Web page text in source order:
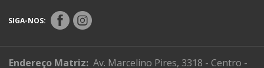
SIGA-NOS:
Endereço Matriz: Av. Marcelino Pires, 3318 - Centro -